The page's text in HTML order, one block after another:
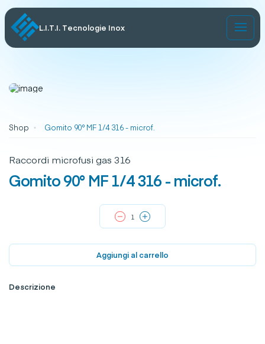
L.I.T.I. Tecnologie Inox
Shop Gomito 90° MF 1/4 316 - microf.
Raccordi microfusi gas 316
Gomito 90° MF 1/4 316 - microf.
Aggiungi al carrello
Descrizione